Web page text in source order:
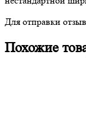
Для отправки
Похожие